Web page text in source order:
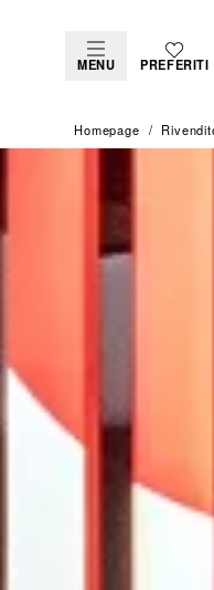
MENU PREFERITI
Homepage